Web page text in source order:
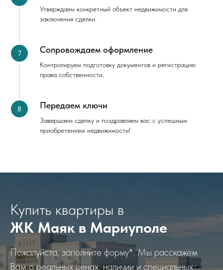
Утверждаем конкретный объект недвижимости для
заключения сделки.
Сопровождаем оформление
Контролируем подготовку документов и регистрацию
права собственности.
Передаем ключи
Завершаем сделку и поздравляем вас с успешным
приобретением недвижимости!
Купить квартиры в
ЖК Маяк в Мариуполе
Пожалуйста, заполните форму*. Мы расскажем
Вам о реальных ценах, наличии и специальных